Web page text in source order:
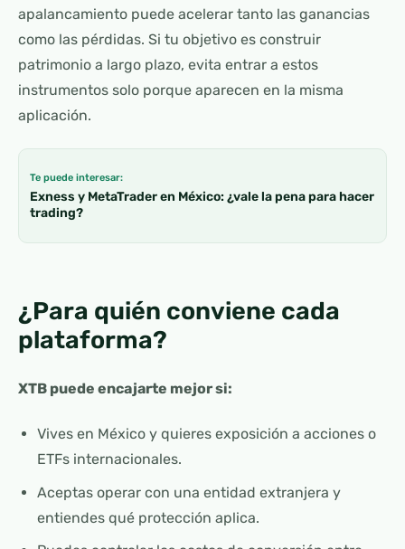
apalancamiento puede acelerar tanto las ganancias
como las pérdidas. Si tu objetivo es construir
patrimonio a largo plazo, evita entrar a estos
instrumentos solo porque aparecen en la misma
aplicación.
Te puede interesar:
Exness y MetaTrader en México: ¿vale la pena para hacer
trading?
¿Para quién conviene cada
plataforma?
XTB puede encajarte mejor si:
Vives en México y quieres exposición a acciones o
ETFs internacionales.
Aceptas operar con una entidad extranjera y
entiendes qué protección aplica.